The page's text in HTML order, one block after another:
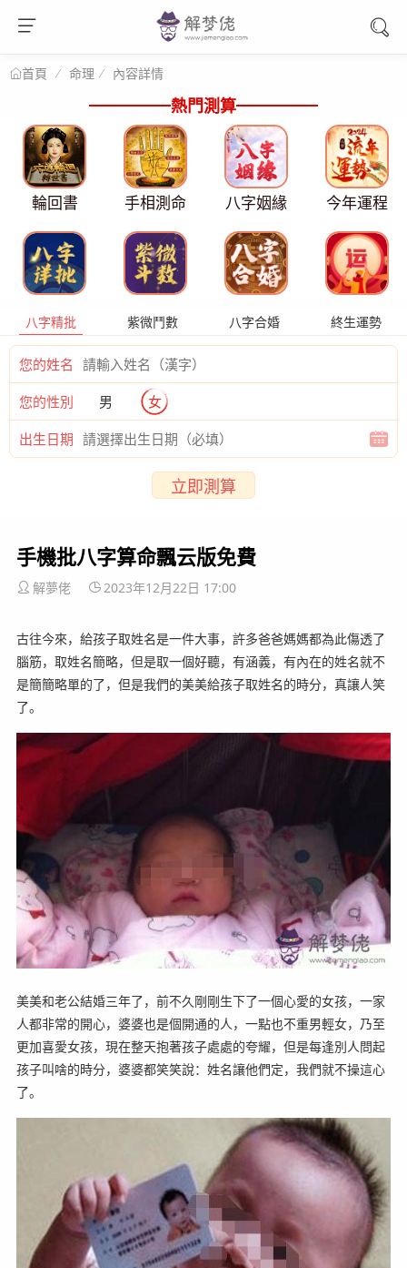
首頁 命理 內容詳情
熱門測算
輪回書 手相測命 八字姻緣 今年運程
八字精批 紫微鬥數 八字合婚 終生運勢
您的姓名
您的性別 男 女
出生日期
立即測算
手機批八字算命飄云版免費
解夢佬 2023年12月22日 17:00
古往今來，給孩子取姓名是一件大事，許多爸爸媽媽都為此傷透了
腦筋，取姓名簡略，但是取一個好聽，有涵義，有內在的姓名就不
是簡簡略單的了，但是我們的美美給孩子取姓名的時分，真讓人笑
了。
美美和老公結婚三年了，前不久剛剛生下了一個心愛的女孩，一家
人都非常的開心，婆婆也是個開通的人，一點也不重男輕女，乃至
更加喜愛女孩，現在整天抱著孩子處處的夸耀，但是每逢別人問起
孩子叫啥的時分，婆婆都笑笑說：姓名讓他們定，我們就不操這心
了。